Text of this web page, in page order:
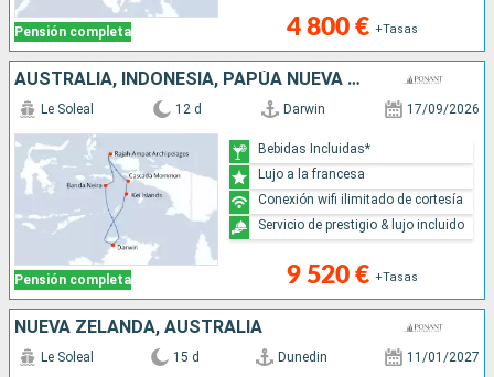
Pensión completa 4 800 € +Tasas
AUSTRALIA, INDONESIA, PAPÚA NUEVA GUINEA
Pensión completa
Le Soleal 12 d Darwin 17/09/2026
9 520 € +Tasas
Bebidas Incluidas*
Lujo a la francesa
Conexión wifi ilimitado de cortesía
Servicio de prestigio & lujo incluido
NUEVA ZELANDA, AUSTRALIA
Le Soleal 15 d Dunedin 11/01/2027